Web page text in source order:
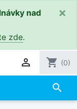
nad
zde.
×
 shopping_cart (0)
search